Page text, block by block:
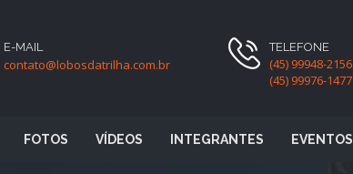
E-MAIL
contato@lobosdatrilha.com.br
TELEFONE
(45) 99948-2156
(45) 99976-1477
FOTOS VÍDEOS INTEGRANTES EVENTOS